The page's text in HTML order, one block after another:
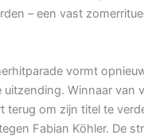
– een vast
vormt
uitzending. Winnaar van
terug om zijn titel te
Fabian Köhler. De